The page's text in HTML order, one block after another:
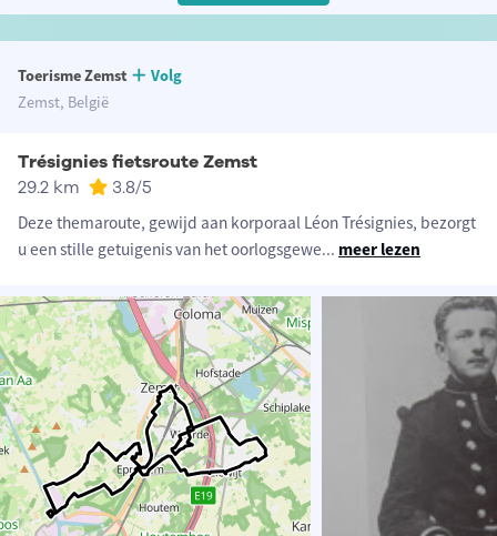
Toerisme Zemst
Volg
Zemst, België
Trésignies fietsroute Zemst
29.2 km 3.8/5
Deze themaroute, gewijd aan korporaal Léon Trésignies, bezorgt
u een stille getuigenis van het oorlogsgewe... meer lezen